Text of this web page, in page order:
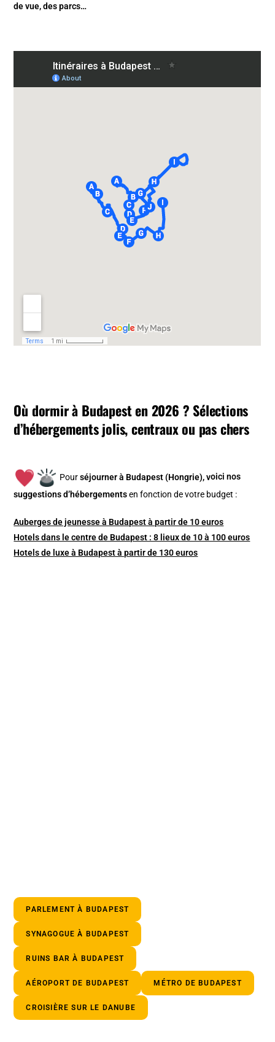
de vue, des parcs…
Où dormir à Budapest en 2026 ? Sélections
d’hébergements jolis, centraux ou pas chers
Pourséjourner à Budapest (Hongrie), voici nos
suggestions d’hébergements en fonction de votre budget :
Auberges de jeunesse à Budapest à partir de 10 euros
Hotels dans le centre de Budapest : 8 lieux de 10 à 100 euros
Hotels de luxe à Budapest à partir de 130 euros
PARLEMENT À BUDAPEST
SYNAGOGUE À BUDAPEST
RUINS BAR À BUDAPEST
AÉROPORT DE BUDAPEST MÉTRO DE BUDAPEST
CROISIÈRE SUR LE DANUBE